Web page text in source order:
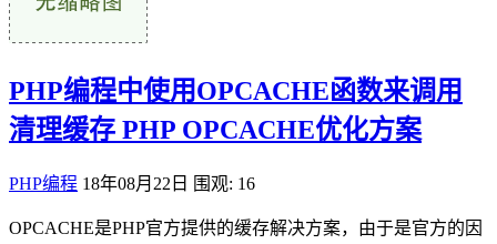
PHP编程中使用OPCACHE函数来调用
清理缓存 PHP OPCACHE优化方案
PHP编程 18年08月22日 围观: 16
OPCACHE是PHP官方提供的缓存解决方案，由于是官方的因